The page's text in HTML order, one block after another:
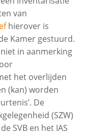
van
hierover is
Kamer gestuurd.
in aanmerking
het overlijden
(kan) worden
De
(SZW)
SVB en het IAS